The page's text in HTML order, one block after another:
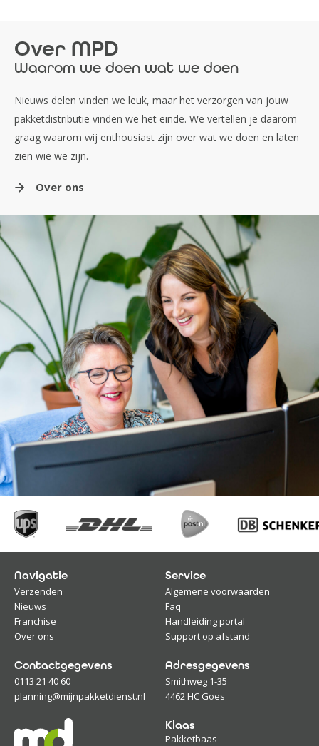
Over MPD
Waarom we doen wat we doen
Nieuws delen vinden we leuk, maar het verzorgen van jouw
pakketdistributie vinden we het einde. We vertellen je daarom
graag waarom wij enthousiast zijn over wat we doen en laten
zien wie we zijn.
Over ons
Navigatie
Verzenden
Nieuws
Franchise
Over ons
Service
Algemene voorwaarden
Faq
Handleiding portal
Support op afstand
Contactgegevens
0113 21 40 60
planning@mijnpakketdienst.nl
Adresgegevens
Smithweg 1-35
4462 HC Goes
Klaas
Pakketbaas